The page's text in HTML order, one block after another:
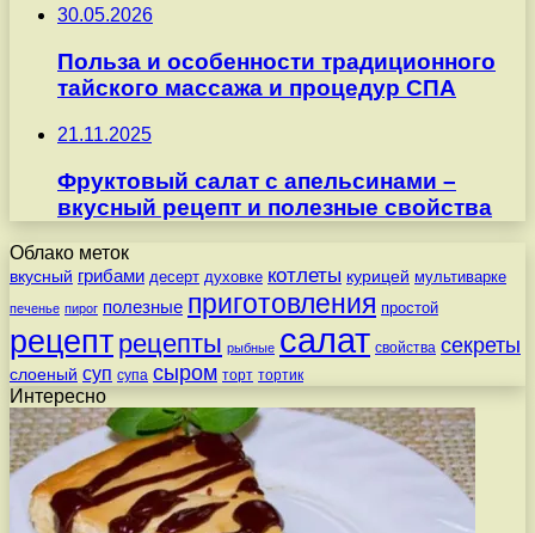
30.05.2026
Польза и особенности традиционного
тайского массажа и процедур СПА
21.11.2025
Фруктовый салат с апельсинами –
вкусный рецепт и полезные свойства
Облако меток
вкусный грибами десерт духовке котлеты курицей мультиварке
печенье пирог полезные приготовления простой
рецепт рецепты рыбные салат свойства секреты
слоеный суп супа сыром торт тортик
Интересно